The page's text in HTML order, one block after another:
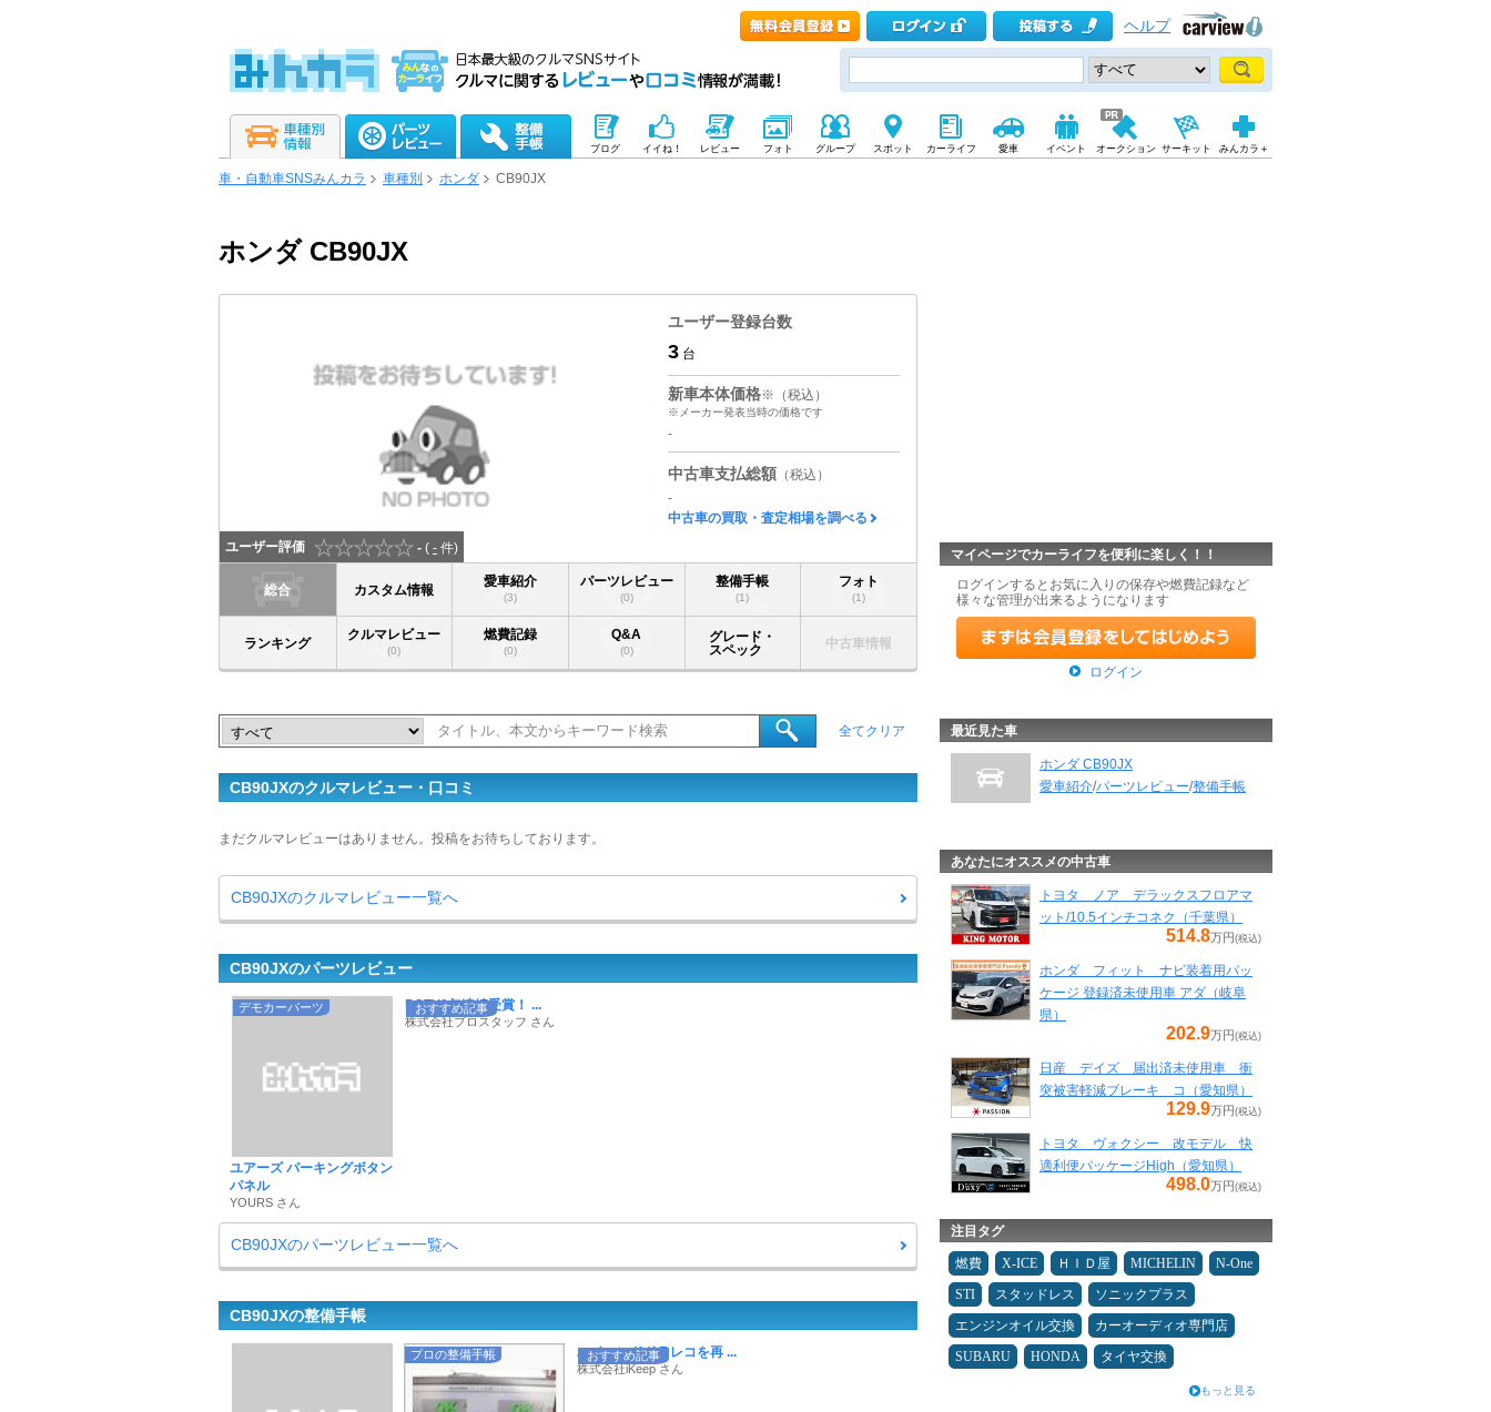
ヘルプ
ブログ イイね！ レビュー フォト グループ スポット カーライフ 愛車 イベント オークション サーキット みんカラ＋
車・自動車SNSみんカラ 車種別 ホンダ CB90JX
ホンダ CB90JX
ユーザー評価 - ( - 件)
ユーザー登録台数
3 台
新車本体価格※（税込）
※メーカー発表当時の価格です
-
中古車支払総額 （税込）
-
中古車の買取・査定相場を調べる
総合 カスタム情報
愛車紹介
(3)
パーツレビュー
(0)
整備手帳
(1)
フォト
(1)
ランキング
クルマレビュー
(0)
燃費記録
(0)
Q&A
(0)
グレード・
スペック
中古車情報
全てクリア
CB90JXのクルマレビュー・口コミ
まだクルマレビューはありません。投稿をお待ちしております。
CB90JXのクルマレビュー一覧へ
CB90JXのパーツレビュー
デモカーパーツ
ユアーズ パーキングボタン
パネル
YOURS さん
おすすめ記事
POTY9年連続受賞！ ...
株式会社プロスタッフ さん
CB90JXのパーツレビュー一覧へ
CB90JXの整備手帳
プロの整備手帳 おすすめ記事
ハイエンドドラレコを再 ...
株式会社iKeep さん
マイページでカーライフを便利に楽しく！！
ログインするとお気に入りの保存や燃費記録など
様々な管理が出来るようになります
ログイン
最近見た車
ホンダ CB90JX
愛車紹介/パーツレビュー/整備手帳
あなたにオススメの中古車
トヨタ ノア デラックスフロアマ
ット/10.5インチコネク（千葉県）
514.8万円 (税込)
ホンダ フィット ナビ装着用パッ
ケージ 登録済未使用車 アダ（岐阜
県）
202.9万円 (税込)
日産 デイズ 届出済未使用車 衝
突被害軽減ブレーキ コ（愛知県）
129.9万円 (税込)
トヨタ ヴォクシー 改モデル 快
適利便パッケージHigh（愛知県）
498.0万円 (税込)
注目タグ
燃費 X-ICE ＨＩＤ屋 MICHELIN
N-One
STI
スタッドレス
ソニックプラス
エンジンオイル交換
カーオーディオ専門店
SUBARU
HONDA タイヤ交換
もっと見る